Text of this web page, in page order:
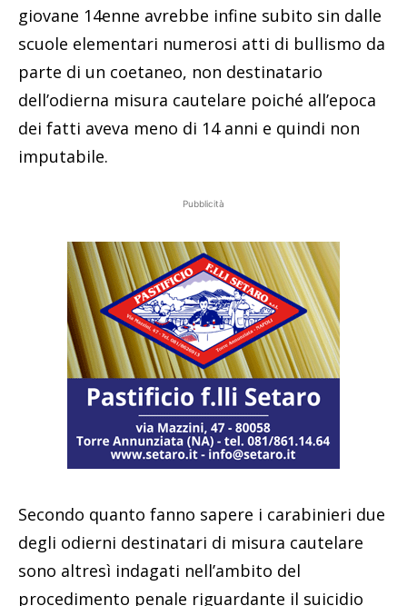
giovane 14enne avrebbe infine subito sin dalle
scuole elementari numerosi atti di bullismo da
parte di un coetaneo, non destinatario
dell’odierna misura cautelare poiché all’epoca
dei fatti aveva meno di 14 anni e quindi non
imputabile.
Pubblicità
Secondo quanto fanno sapere i carabinieri due
degli odierni destinatari di misura cautelare
sono altresì indagati nell’ambito del
procedimento penale riguardante il suicidio